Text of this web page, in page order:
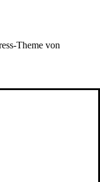
Theme von